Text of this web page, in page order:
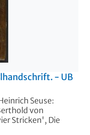
- UB
Seuse:
von
Stricken', Die